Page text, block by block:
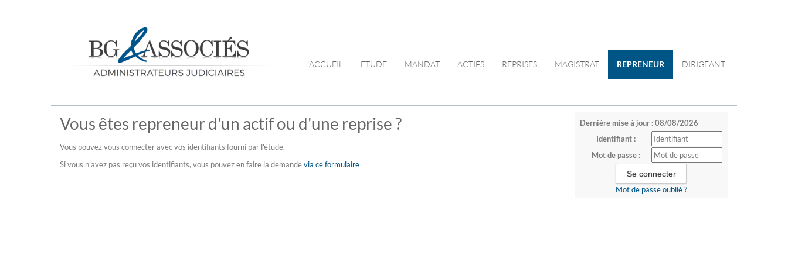
ACCUEIL ETUDE MANDAT ACTIFS REPRISES MAGISTRAT REPRENEUR DIRIGEANT
Dernière mise à jour : 08/08/2026
Identifiant :
Mot de passe :
Mot de passe oublié ?
Vous êtes repreneur d'un actif ou d'une reprise ?
Vous pouvez vous connecter avec vos identifiants fourni par l'étude.
Si vous n'avez pas reçu vos identifiants, vous pouvez en faire la demandevia ce formulaire